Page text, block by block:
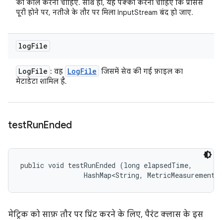
को कॉल करना चाहिए. साथ ही, यह पक्का करना चाहिए कि प्रोसेस
पूरी होने पर, नतीजे के तौर पर मिला InputStream बंद हो जाए.
logFile
LogFile : वह LogFile जिसमें सेव की गई फ़ाइल का
मेटाडेटा शामिल है.
testRunEnded
public void testRunEnded (long elapsedTime,
HashMap<String,
मेट्रिक को साफ़ तौर पर प्रिंट करने के लिए, पैरंट क्लास के इस